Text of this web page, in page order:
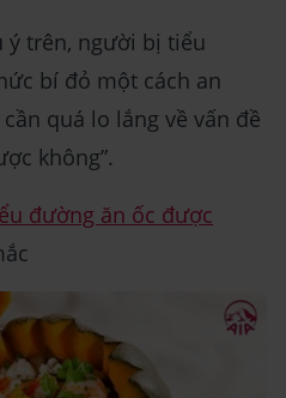
trên, người bị tiểu
bí đỏ một cách an
quá lo lắng về vấn đề
không”.
đường ăn ốc được